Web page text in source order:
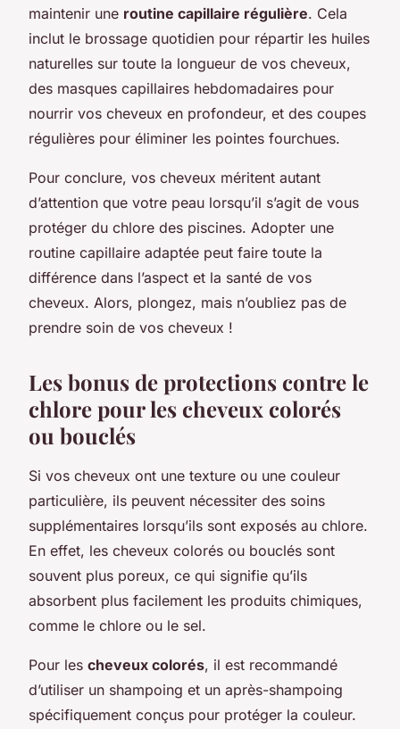
maintenir une routine capillaire régulière. Cela
inclut le brossage quotidien pour répartir les huiles
naturelles sur toute la longueur de vos cheveux,
des masques capillaires hebdomadaires pour
nourrir vos cheveux en profondeur, et des coupes
régulières pour éliminer les pointes fourchues.
Pour conclure, vos cheveux méritent autant
d’attention que votre peau lorsqu’il s’agit de vous
protéger du chlore des piscines. Adopter une
routine capillaire adaptée peut faire toute la
différence dans l’aspect et la santé de vos
cheveux. Alors, plongez, mais n’oubliez pas de
prendre soin de vos cheveux !
Les bonus de protections contre le
chlore pour les cheveux colorés
ou bouclés
Si vos cheveux ont une texture ou une couleur
particulière, ils peuvent nécessiter des soins
supplémentaires lorsqu’ils sont exposés au chlore.
En effet, les cheveux colorés ou bouclés sont
souvent plus poreux, ce qui signifie qu’ils
absorbent plus facilement les produits chimiques,
comme le chlore ou le sel.
Pour les cheveux colorés, il est recommandé
d’utiliser un shampoing et un après-shampoing
spécifiquement conçus pour protéger la couleur.